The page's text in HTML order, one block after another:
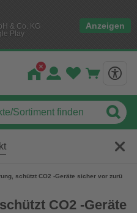
& Co. KG
Play
Anzeigen
schützt CO2 -Geräte sicher vor
CO2 -Geräte